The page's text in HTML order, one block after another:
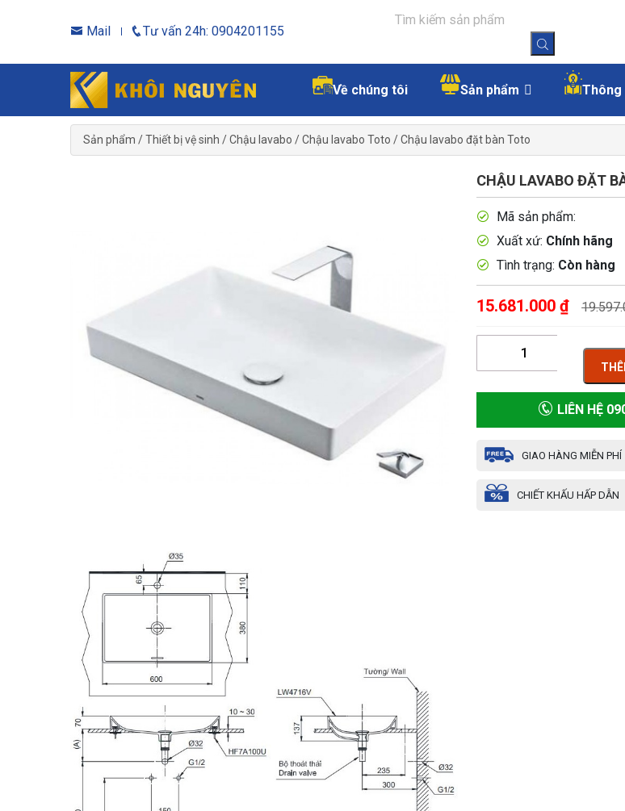
Mail Tư vấn 24h: 0904201155
Về chúng tôi Sản phẩm Thông
Sản phẩm /Thiết bị vệ sinh /Chậu lavabo /Chậu lavabo Toto /Chậu lavabo đặt bàn Toto
CHẬU LAVABO ĐẶT
Mã sản phẩm:
Xuất xứ: Chính hãng
Tình trạng: Còn hàng
15.681.000 ₫
LIÊN HỆ
GIAO HÀNG MIỄN PHÍ
CHIẾT KHẤU HẤP DẪN